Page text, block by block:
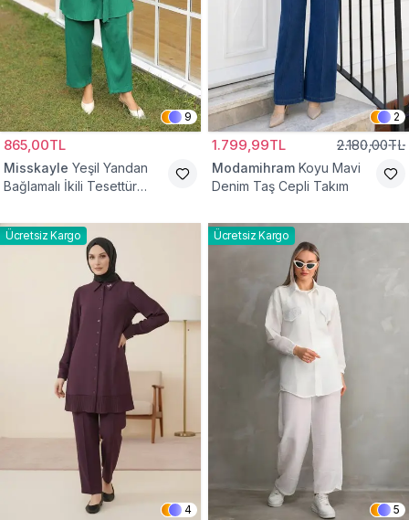
9
865,00TL
Misskayle Yeşil Yandan
Bağlamalı İkili Tesettür
2
1.799,99TL 2.180,00TL
Modamihram Koyu Mavi
Denim Taş Cepli Takım
Ücretsiz Kargo
4
Ücretsiz Kargo
5